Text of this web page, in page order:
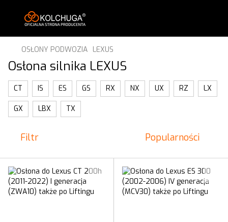
OSŁONY PODWOZIA LEXUS
Osłona silnika LEXUS
CT IS ES GS RX NX UX RZ LX
GX LBX TX
Filtr Popularności